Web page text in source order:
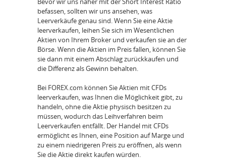
befassen, sollten wir uns ansehen, was
Leerverkäufe genau sind. Wenn Sie eine Aktie
leerverkaufen, leihen Sie sich im Wesentlichen
Aktien von Ihrem Broker und verkaufen sie an der
Börse. Wenn die Aktien im Preis fallen, können Sie
sie dann mit einem Abschlag zurückkaufen und
die Differenz als Gewinn behalten.
Bei FOREX.com können Sie Aktien mit CFDs
leerverkaufen, was Ihnen die Möglichkeit gibt, zu
handeln, ohne die Aktie physisch besitzen zu
müssen, wodurch das Leihverfahren beim
Leerverkaufen entfällt. Der Handel mit CFDs
ermöglicht es Ihnen, eine Position auf Marge und
zu einem niedrigeren Preis zu eröffnen, als wenn
Sie die Aktie direkt kaufen würden.